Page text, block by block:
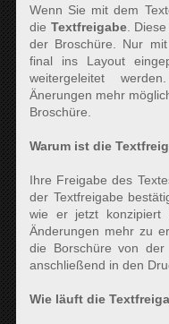
Wenn Sie mit dem
die Textfreigabe.
der Broschüre. Nur
final ins Layout
weitergeleitet
Änerungen mehr
Broschüre.
Warum ist die
Ihre Freigabe des
der Textfreigabe
wie er jetzt konzipiert
Änderungen mehr zu
die Borschüre von der
anschließend in den
Wie läuft die